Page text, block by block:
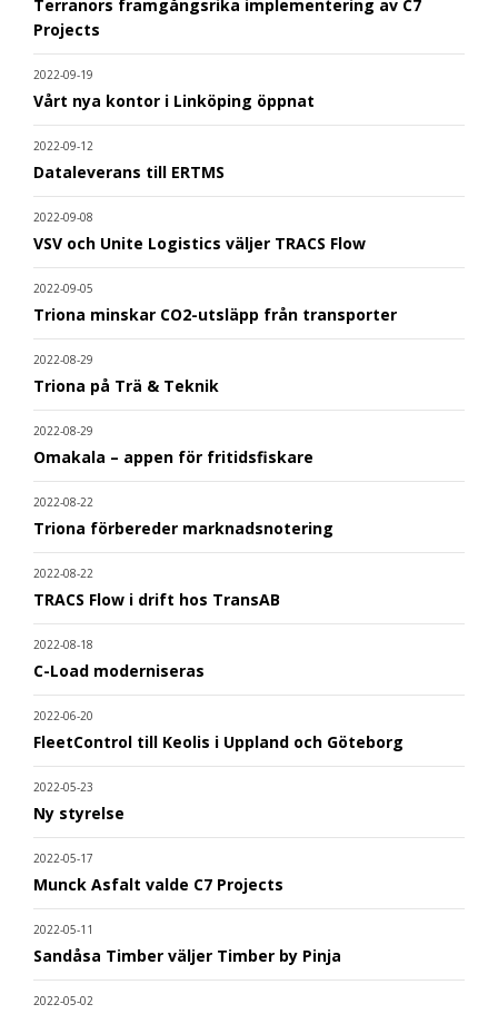
Terranors framgångsrika implementering av C7
Projects
2022-09-19
Vårt nya kontor i Linköping öppnat
2022-09-12
Dataleverans till ERTMS
2022-09-08
VSV och Unite Logistics väljer TRACS Flow
2022-09-05
Triona minskar CO2-utsläpp från transporter
2022-08-29
Triona på Trä & Teknik
2022-08-29
Omakala – appen för fritidsfiskare
2022-08-22
Triona förbereder marknadsnotering
2022-08-22
TRACS Flow i drift hos TransAB
2022-08-18
C-Load moderniseras
2022-06-20
FleetControl till Keolis i Uppland och Göteborg
2022-05-23
Ny styrelse
2022-05-17
Munck Asfalt valde C7 Projects
2022-05-11
Sandåsa Timber väljer Timber by Pinja
2022-05-02